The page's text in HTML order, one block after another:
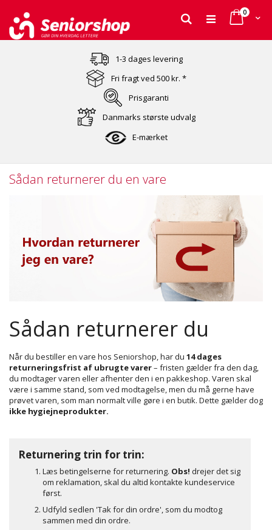
Cart
0varer
Søg
to
Content
1-3 dages levering
Fri fragt ved 500 kr. *
Prisgaranti
Danmarks største udvalg
E-mærket
Sådan returnerer du en vare
Sådan returnerer du
Når du bestiller en vare hos Seniorshop, har du 14 dages
returneringsfrist af ubrugte varer– fristen gælder fra den dag,
du modtager varen eller afhenter den i en pakkeshop. Varen skal
være i samme stand, som ved modtagelse, men du må gerne have
prøvet varen, som man normalt ville gøre i en butik. Dette gælder dog
ikke hygiejneprodukter.
Returnering trin for trin:
Læs betingelserne for returnering. Obs! drejer det sig
om reklamation, skal du altid kontakte kundeservice
først.
Udfyld sedlen 'Tak for din ordre', som du modtog
sammen med din ordre.